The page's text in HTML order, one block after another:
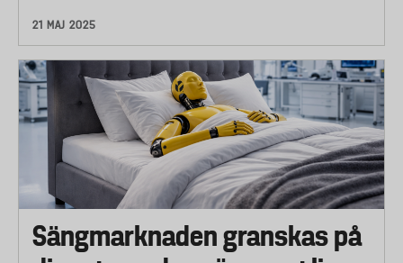
21 MAJ 2025
Sängmarknaden granskas på